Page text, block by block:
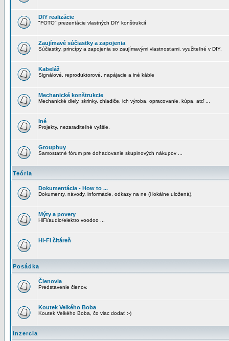
DIY realizácie
"FOTO" prezentácie vlastných DIY konštrukcií
Zaujímavé súčiastky a zapojenia
Súčiastky, princípy a zapojenia so zaujímavými vlastnosťami, využiteľné v DIY.
Kabeláž
Signálové, reproduktorové, napájacie a iné káble
Mechanické konštrukcie
Mechanické diely, skrinky, chladiče, ich výroba, opracovanie, kúpa, atď ...
Iné
Projekty, nezaraditeľné vyššie.
Groupbuy
Samostatné fórum pre dohadovanie skupinových nákupov ...
Teória
Dokumentácia - How to ...
Dokumenty, návody, informácie, odkazy na ne (i lokálne uložená).
Mýty a povery
HiFi/audio/elektro voodoo ...
Hi-Fi čitáreň
Posádka
Členovia
Predstavenie členov.
Koutek Velkého Boba
Koutek Velkého Boba, čo viac dodať :-)
Inzercia